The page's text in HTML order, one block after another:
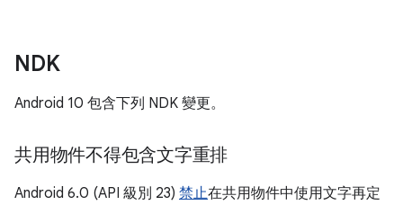
NDK
Android 10 包含下列 NDK 變更。
共用物件不得包含文字重排
Android 6.0 (API 級別 23) 禁止在共用物件中使用文字再定